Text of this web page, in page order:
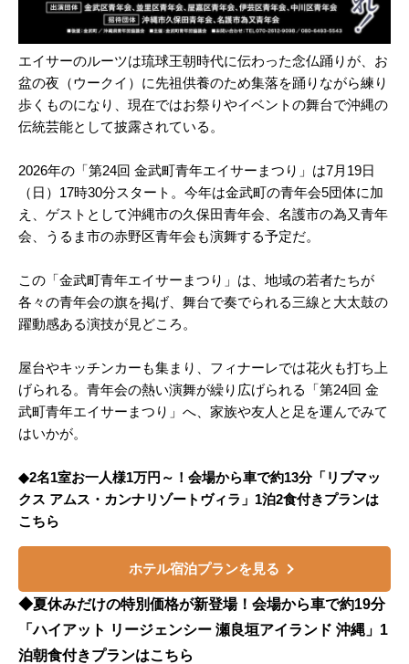
エイサーのルーツは琉球王朝時代に伝わった念仏踊りが、お
盆の夜（ウークイ）に先祖供養のため集落を踊りながら練り
歩くものになり、現在ではお祭りやイベントの舞台で沖縄の
伝統芸能として披露されている。
2026年の「第24回 金武町青年エイサーまつり」は7月19日
（日）17時30分スタート。今年は金武町の青年会5団体に加
え、ゲストとして沖縄市の久保田青年会、名護市の為又青年
会、うるま市の赤野区青年会も演舞する予定だ。
この「金武町青年エイサーまつり」は、地域の若者たちが
各々の青年会の旗を掲げ、舞台で奏でられる三線と大太鼓の
躍動感ある演技が見どころ。
屋台やキッチンカーも集まり、フィナーレでは花火も打ち上
げられる。青年会の熱い演舞が繰り広げられる「第24回 金
武町青年エイサーまつり」へ、家族や友人と足を運んでみて
はいかが。
◆2名1室お一人様1万円～！会場から車で約13分「リブマッ
クス アムス・カンナリゾートヴィラ」1泊2食付きプランは
こちら
ホテル宿泊プランを見る
◆夏休みだけの特別価格が新登場！会場から車で約19分
「ハイアット リージェンシー 瀬良垣アイランド 沖縄」1
泊朝食付きプランはこちら